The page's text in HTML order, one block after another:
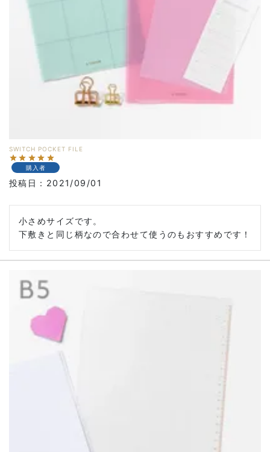
SWITCH POCKET FILE
購入者
投稿日 2021/09/01
小さめサイズです。
下敷きと同じ柄なので合わせて使うのもおすすめです！